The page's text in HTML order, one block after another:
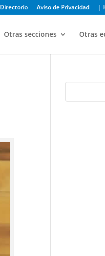
Directorio Aviso de Privacidad |
Otras secciones Otras